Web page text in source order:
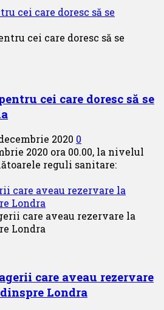
cei care doresc să se
cei care doresc să se
2020 0
2020 ora 00.00, la nivelul
reguli sanitare:
care aveau rezervare la
Londra
care aveau rezervare
Londra